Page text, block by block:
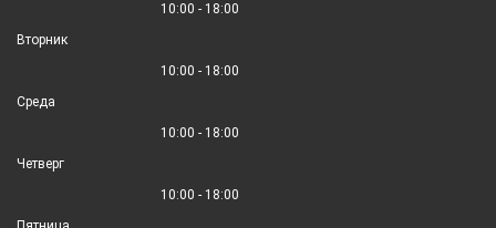
10:00 - 18:00
Вторник
10:00 - 18:00
Среда
10:00 - 18:00
Четверг
10:00 - 18:00